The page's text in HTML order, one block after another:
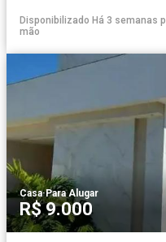
Disponibilizado Há 3 semanas
mão
Casa·Para Alugar
R$ 9.000